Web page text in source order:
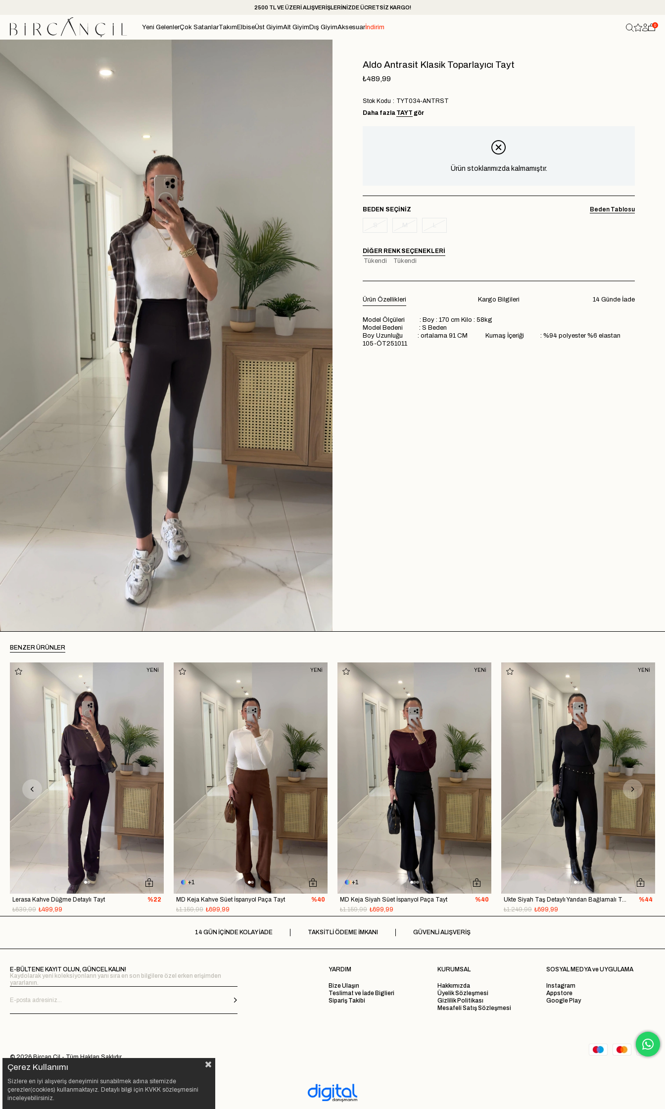
2500 TL VE ÜZERİ ALIŞVERİŞLERİNİZDE ÜCRETSİZ KARGO!
Yeni GelenlerÇok SatanlarTakım ElbiseÜst GiyimAlt Giyim Dış GiyimAksesuarİndirim 0
Aldo Antrasit Klasik Toparlayıcı Tayt
₺489,99
Stok Kodu
TYT034-ANTRST
Daha fazla TAYT gör
Ürün stoklarımızda kalmamıştır.
Beden Tablosu
BEDEN
DIĞER RENK SEÇENEKLERI
Tükendi
Tükendi
Ürün Özellikleri 14 Günde İade
Kargo Bilgileri
Model Ölçüleri : Boy : 170 cm Kilo : 58kg
Model Bedeni : S Beden
Boy Uzunluğu : ortalama 91 CM Kumaş İçeriği : %94 polyester %6 elastan
105-ÖT251011
BENZER ÜRÜNLER
Lerasa Kahve Düğme Detaylı Tayt
₺499,99
₺639,99
%22
YENİ
1
MD Keja Kahve Süet İspanyol Paça Tayt
₺699,99
₺1.159,99
%40
YENİ
1
MD Keja Siyah Süet İspanyol Paça Tayt
₺699,99
₺1.159,99
%40
YENİ
₺699,99
₺1.249,99
%44
YENİ
14 GÜN İÇİNDE KOLAY İADE TAKSİTLİ ÖDEME İMKANI GÜVENLİ ALIŞVERİŞ
E-BÜLTENE KAYIT OLUN, GÜNCEL KALIN!
Kaydolarak yeni koleksiyonların yanı sıra en son bilgilere özel erken erişimden
yararlanın.
YARDIM
Bize Ulaşın
Teslimat ve İade Biglieri
Sipariş Takibi
KURUMSAL
Hakkımızda
Üyelik Sözleşmesi
Gizlilik Politikası
Mesafeli Satış Sözleşmesi
SOSYAL MEDYA ve UYGULAMA
Instagram
Appstore
Google Play
© 2026 Bircan Çil - Tüm Hakları Saklıdır.
Çerez Kullanımı
Sizlere en iyi alışveriş deneyimini sunabilmek adına sitemizde
çerezler(cookies) kullanmaktayız. Detaylı bilgi için KVKK sözleşmesini
inceleyebilirsiniz.